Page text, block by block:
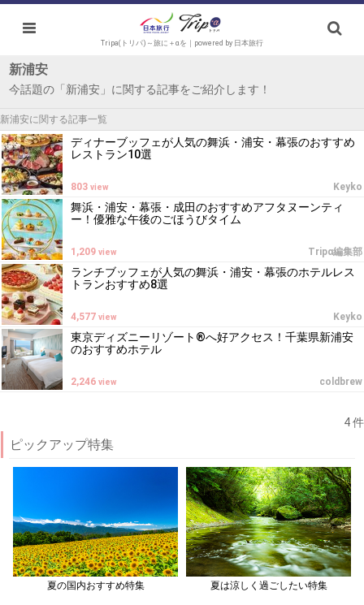
Tripa(トリパ)～旅に＋αを｜powered by 日本旅行
新浦安
今話題の「新浦安」に関する記事をご紹介します！
新浦安に関する記事一覧
ディナーブッフェが人気の舞浜・浦安・幕張のおすすめ
レストラン10選
Keyko
803 view
舞浜・浦安・幕張・成田のおすすめアフタヌーンティ
ー！優雅な午後のごほうびタイム
Tripα編集部
1,209 view
ランチブッフェが人気の舞浜・浦安・幕張のホテルレス
トランおすすめ8選
Keyko
4,577 view
東京ディズニーリゾート®へ好アクセス！千葉県新浦安
のおすすめホテル
coldbrew
2,246 view
4 件
ピックアップ特集
夏の国内おすすめ特集 夏は涼しく過ごしたい特集